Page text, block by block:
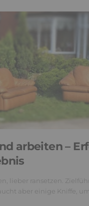
arbeiten –
lieber ransetzen.
aber einige Kniffe,